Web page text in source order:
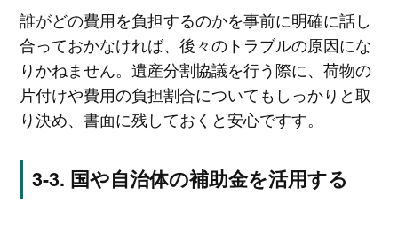
誰がどの費用を負担するのかを事前に明確に話し
合っておかなければ、後々のトラブルの原因にな
りかねません。遺産分割協議を行う際に、荷物の
片付けや費用の負担割合についてもしっかりと取
り決め、書面に残しておくと安心ですす。
国や自治体の補助金を活用する